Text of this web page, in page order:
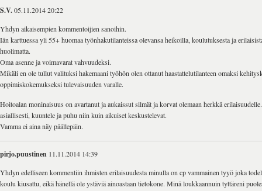
S.V.05.11.2014 20:22
Yhdyn aikaisempien kommentoijien sanoihin.
Iän karttuessa yli 55+ huomaa työnhakutilanteissa olevansa heikoilla, koulutuksesta ja
huolimatta.
Oma asenne ja voimavarat vahvuudeksi.
Mikäli en ole tullut valituksi hakemaani työhön olen ottanut haastattelutilanteen omaksi
oppimiskokemukseksi tulevaisuuden varalle.
Hoitoalan moninaisuus on avartanut ja aukaissut silmät ja korvat olemaan herkkä
asiallisesti, kuuntele ja puhu niin kuin aikuiset keskustelevat.
Vamma ei aina näy päällepäin.
pirjo.puustinen 11.11.2014 14:39
Yhdyn edelliseen kommentiin ihmisten erilaisuudesta minulla on cp vammainen tyyö joka
koulu kiusattu, eikä hänellä ole ystäviä ainoastaan tietokone. Minä loukkaannuin tyttäreni